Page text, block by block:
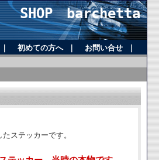
SHOP barchetta
初めての方へ｜ お問い合せ
ステッカーです。